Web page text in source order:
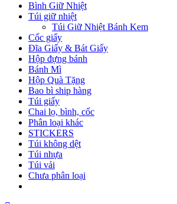
Bình Giữ Nhiệt
Túi giữ nhiệt
Túi Giữ Nhiệt Bánh Kem
Cốc giấy
Đĩa Giấy & Bát Giấy
Hộp đựng bánh
Bánh Mì
Hộp Quà Tặng
Bao bì ship hàng
Túi giấy
Chai lọ, bình, cốc
Phân loại khác
STICKERS
Túi không dệt
Túi nhựa
Túi vải
Chưa phân loại